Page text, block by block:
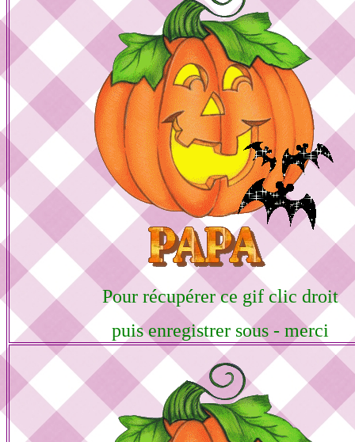
Pour récupérer ce gif clic droit
puis enregistrer sous - merci